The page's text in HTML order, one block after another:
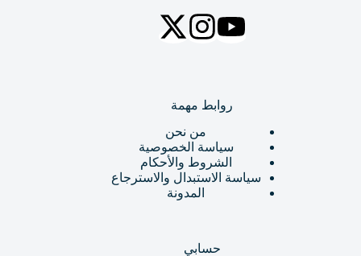
روابط مهمة
من نحن
سياسة الخصوصية
الشروط والأحكام
سياسة الاستبدال والاسترجاع
المدونة
حسابي